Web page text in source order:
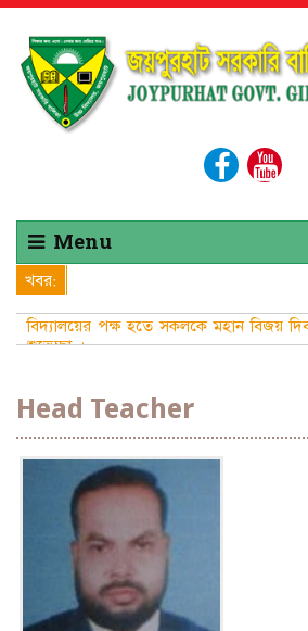
Menu
খবর:
বিদ্যালয়ের পক্ষ হতে সকলকে মহান বিজয়
শুভেচ্ছা ।
Head Teacher